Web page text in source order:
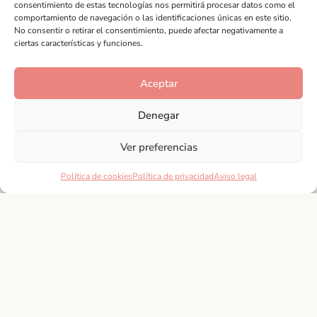
consentimiento de estas tecnologías nos permitirá procesar datos como el
comportamiento de navegación o las identificaciones únicas en este sitio.
No consentir o retirar el consentimiento, puede afectar negativamente a
ciertas características y funciones.
Aceptar
Denegar
Ver preferencias
Política de cookiesPolítica de privacidadAviso legal
para conocer y descubrir los tesoros ocultos de esta
región.